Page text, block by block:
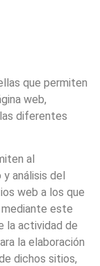
que permiten
web,
diferentes
al
análisis del
web a los que
este
la actividad de
la elaboración
dichos sitios,